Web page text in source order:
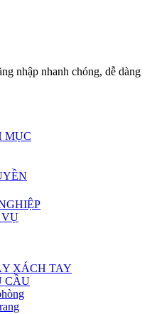
nhập nhanh chóng, dễ dàng
MỤC
VỤ
XÁCH TAY
CẦU